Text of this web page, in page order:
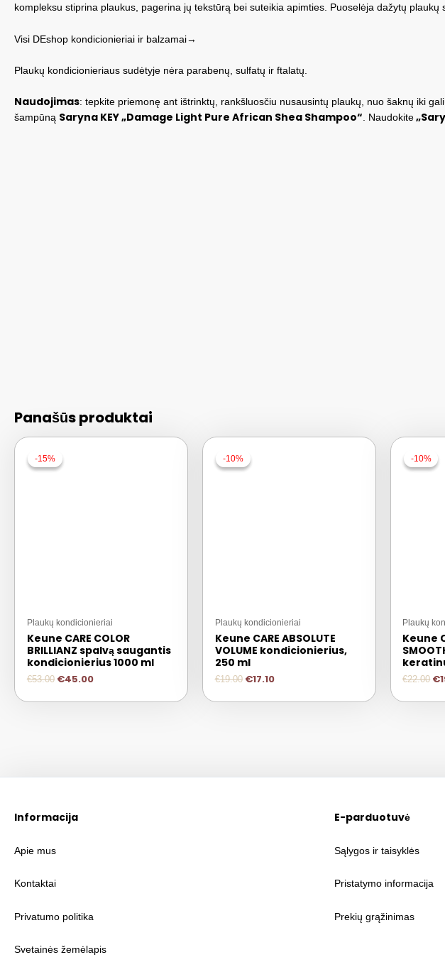
kompleksu stiprina plaukus, pagerina jų tekstūrą bei suteikia apimties. Puoselėja dažytų plaukų
Visi DEshop kondicionieriai ir balzamai→
Plaukų kondicionieriaus sudėtyje nėra parabenų, sulfatų ir ftalatų.
Naudojimas: tepkite priemonę ant ištrinktų, rankšluosčiu nusausintų plaukų, nuo šaknų iki
šampūną Saryna KEY „Damage Light Pure African Shea Shampoo“. Naudokite
Panašūs produktai
-15%
-15%
Plaukų kondicionieriai
Keune CARE COLOR
BRILLIANZ spalvą saugantis
kondicionierius 1000 ml
€53.00 €45.00
-10%
-10%
Plaukų kondicionieriai
Keune CARE ABSOLUTE
VOLUME kondicionierius,
250 ml
€19.00 €17.10
-10%
-10%
Plaukų
Keune
€22.00 €
Informacija
Apie mus
Kontaktai
Privatumo politika
Svetainės žemėlapis
E-parduotuvė
Sąlygos ir taisyklės
Pristatymo informacija
Prekių grąžinimas